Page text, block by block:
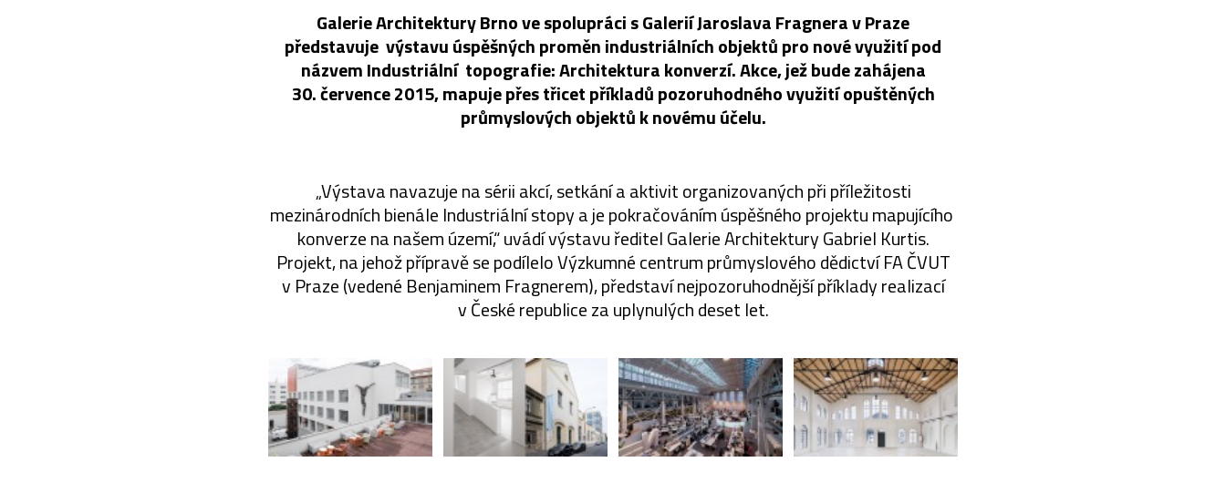
Galerie Architektury Brno ve spolupráci s Galerií Jaroslava Fragnera v Praze
představuje výstavu úspěšných proměn industriálních objektů pro nové využití pod
názvem Industriální topografie: Architektura konverzí. Akce, jež bude zahájena
30. července 2015, mapuje přes třicet příkladů pozoruhodného využití opuštěných
průmyslových objektů k novému účelu.
„Výstava navazuje na sérii akcí, setkání a aktivit organizovaných při příležitosti
mezinárodních bienále Industriální stopy a je pokračováním úspěšného projektu mapujícího
konverze na našem území,“ uvádí výstavu ředitel Galerie Architektury Gabriel Kurtis.
Projekt, na jehož přípravě se podílelo Výzkumné centrum průmyslového dědictví FA ČVUT
v Praze (vedené Benjaminem Fragnerem), představí nejpozoruhodnější příklady realizací
v České republice za uplynulých deset let.